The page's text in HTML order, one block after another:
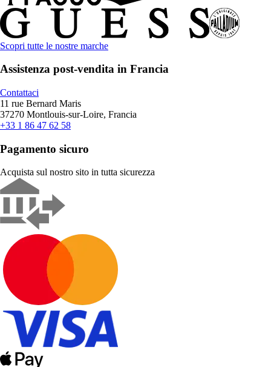
Scopri tutte le nostre marche
Assistenza post-vendita in Francia
Contattaci
11 rue Bernard Maris
37270 Montlouis-sur-Loire, Francia
+33 1 86 47 62 58
Pagamento sicuro
Acquista sul nostro sito in tutta sicurezza